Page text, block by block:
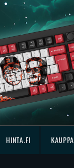
HINTA.FI KAUPPA